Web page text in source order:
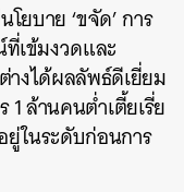
ยบาย ‘ขจัด’ การ
เข้มงวดและ
างได้ผลลัพธ์ดีเยี่ยม
1 ล้านคนต่ำเตี้ยเรี่ย
ในระดับก่อนการ